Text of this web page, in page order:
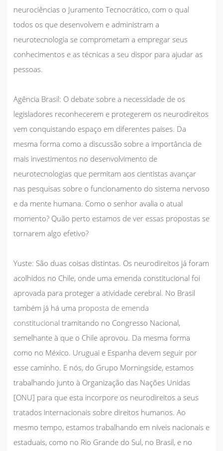
neurociências o Juramento Tecnocrático, com o qual
todos os que desenvolvem e administram a
neurotecnologia se comprometam a empregar seus
conhecimentos e as técnicas a seu dispor para ajudar as
pessoas.
Agência Brasil: O debate sobre a necessidade de os
legisladores reconhecerem e protegerem os neurodireitos
vem conquistando espaço em diferentes países. Da
mesma forma como a discussão sobre a importância de
mais investimentos no desenvolvimento de
neurotecnologias que permitam aos cientistas avançar
nas pesquisas sobre o funcionamento do sistema nervoso
e da mente humana. Como o senhor avalia o atual
momento? Quão perto estamos de ver essas propostas se
tornarem algo efetivo?
Yuste: São duas coisas distintas. Os neurodireitos já foram
acolhidos no Chile, onde uma emenda constitucional foi
aprovada para proteger a atividade cerebral. No Brasil
também já há uma proposta de emenda
constitucional tramitando no Congresso Nacional,
semelhante à que o Chile aprovou. Da mesma forma
como no México. Uruguai e Espanha devem seguir por
esse caminho. E nós, do Grupo Morningside, estamos
trabalhando junto à Organização das Nações Unidas
[ONU] para que esta incorpore os neurodireitos a seus
tratados internacionais sobre direitos humanos. Ao
mesmo tempo, estamos trabalhando em níveis nacionais e
estaduais, como no Rio Grande do Sul, no Brasil, e no